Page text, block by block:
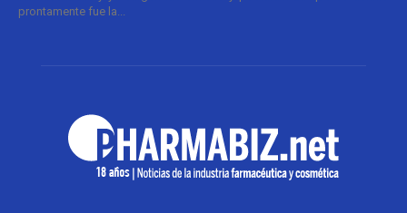
prontamente fue la...